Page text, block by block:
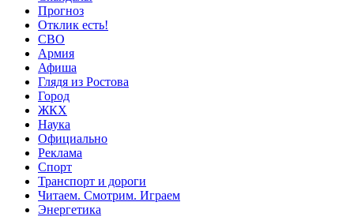
Прогноз
Отклик есть!
СВО
Армия
Афиша
Глядя из Ростова
Город
ЖКХ
Наука
Официально
Реклама
Спорт
Транспорт и дороги
Читаем. Смотрим. Играем
Энергетика